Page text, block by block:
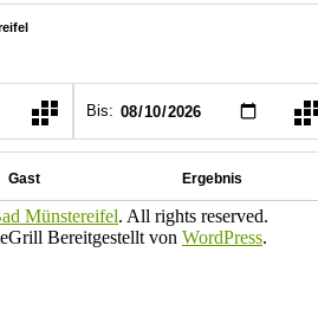
Münstereifel. All rights reserved.
Bereitgestellt von WordPress.